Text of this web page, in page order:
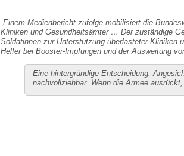
„Einem Medienbericht zufolge mobilisiert die
Kliniken und Gesundheitsämter … Der zuständige
Soldatinnen zur Unterstützung überlasteter Kliniken
Helfer bei Booster-Impfungen und der Ausweitung
Eine hintergründige Entscheidung.
nachvollziehbar. Wenn die Armee